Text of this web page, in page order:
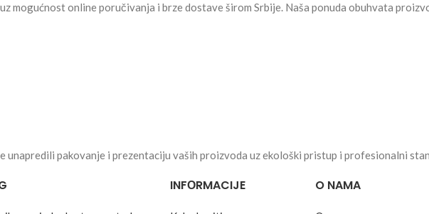
mogućnost online poručivanja i brze dostave širom Srbije. Naša ponuda obuhvata
unapredili pakovanje i prezentaciju vaših proizvoda uz ekološki pristup i profesionalni
INFОRMACIJE O NAMA